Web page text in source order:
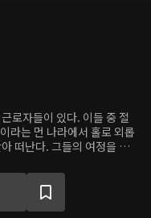
로자들이 있다. 이들 중 절
라는 먼 나라에서 홀로 외롭
떠난다. 그들의 여정을 따
를 찾는다.